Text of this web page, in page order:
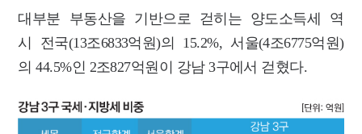
대부분 부동산을 기반으로 걷히는 양도소득세 역
시 전국(13조6833억원)의 15.2%, 서울(4조6775억원)
의 44.5%인 2조827억원이 강남 3구에서 걷혔다.